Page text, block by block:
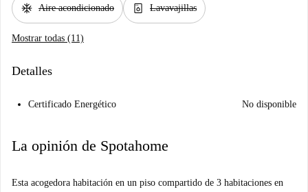
ac_unit Aire acondicionado dishwasher_gen Lavavajillas
Mostrar todas (11)
Detalles
Certificado Energético No disponible
La opinión de Spotahome
Esta acogedora habitación en un piso compartido de 3 habitaciones en